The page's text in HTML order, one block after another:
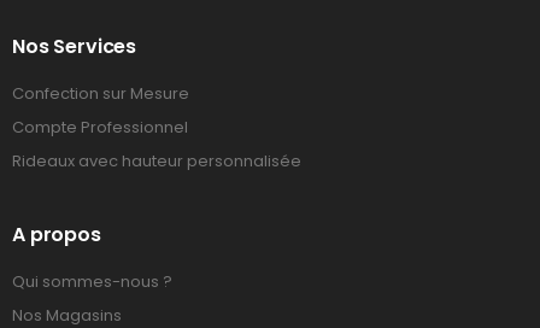
Nos Services
Confection sur Mesure
Compte Professionnel
Rideaux avec hauteur personnalisée
A propos
Qui sommes-nous ?
Nos Magasins